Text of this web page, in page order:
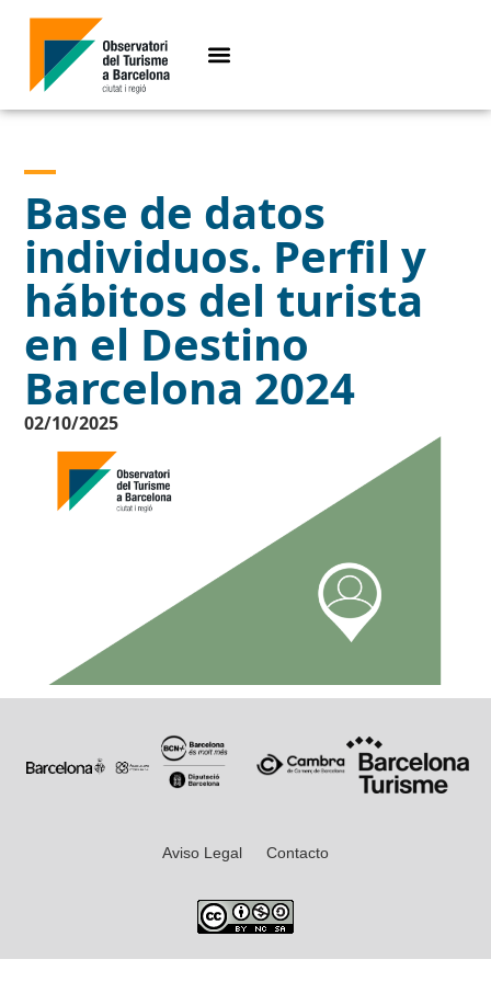
Base de datos
individuos. Perfil y
hábitos del turista
en el Destino
Barcelona 2024
02/10/2025
Aviso Legal Contacto